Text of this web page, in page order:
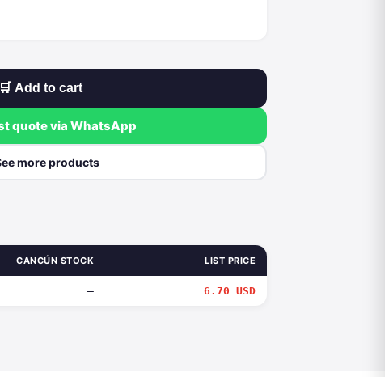
🛒 Add to cart
quote via WhatsApp
more products
CANCÚN STOCK LIST PRICE
— 6.70 USD